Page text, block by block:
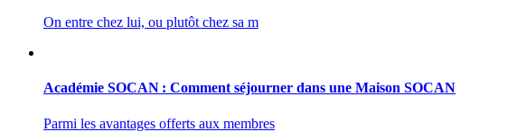
On entre chez lui, ou plutôt chez sa m
Académie SOCAN : Comment séjourner dans une Maison SOCAN
Parmi les avantages offerts aux membres